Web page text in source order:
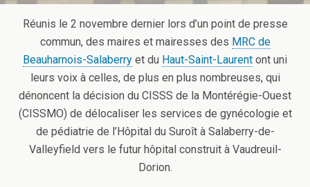
Réunis le 2 novembre dernier lors d’un point de presse
commun, des maires et mairesses des MRC de
Beauharnois-Salaberry et du Haut-Saint-Laurent ont uni
leurs voix à celles, de plus en plus nombreuses, qui
dénoncent la décision du CISSS de la Montérégie-Ouest
(CISSMO) de délocaliser les services de gynécologie et
de pédiatrie de l’Hôpital du Suroît à Salaberry-de-
Valleyfield vers le futur hôpital construit à Vaudreuil-
Dorion.